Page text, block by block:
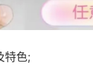
特色;